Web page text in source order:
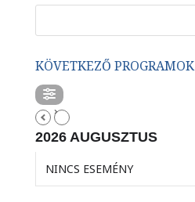
KÖVETKEZŐ PROGRAMOK
2026 AUGUSZTUS
NINCS ESEMÉNY